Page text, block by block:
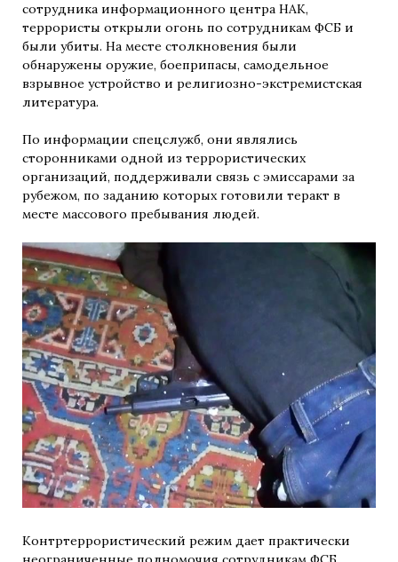
сотрудника информационного центра НАК,
террористы открыли огонь по сотрудникам ФСБ и
были убиты. На месте столкновения были
обнаружены оружие, боеприпасы, самодельное
взрывное устройство и религиозно-экстремистская
литература.
По информации спецслужб, они являлись
сторонниками одной из террористических
организаций, поддерживали связь с эмиссарами за
рубежом, по заданию которых готовили теракт в
месте массового пребывания людей.
Контртеррористический режим дает практически